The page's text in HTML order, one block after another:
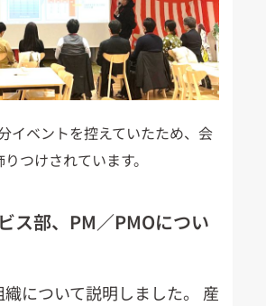
イベントを控えていたため、会
つけされています。
ス部、PM／PMOについ
について説明しました。 産